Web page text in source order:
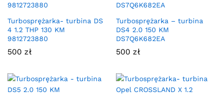
Turbosprężarka- turbina DS
4 1.2 THP 130 KM
9812723880
500 zł
Turbosprężarka – turbina
DS4 2.0 150 KM
DS7Q6K682EA
500 zł